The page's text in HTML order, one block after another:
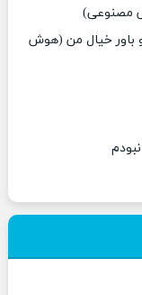
مصنوعی)
باور خیال من (هوش